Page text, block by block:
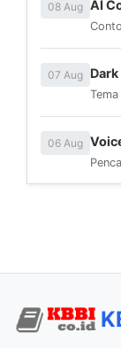
08 Aug AI
07 Aug
06 Aug